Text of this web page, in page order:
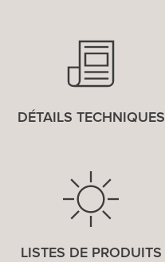
DÉTAILS TECHNIQUES
LISTES DE PRODUITS